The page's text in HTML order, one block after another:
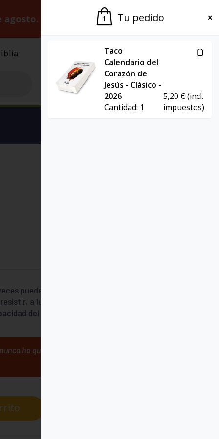
agosto. Gracias por la paciencia.
El Grupo
pueden esconderse auténticos
a luchar y a ayudarse. Una novela
del ser humano para plantar cara a
ha querido mirar de frente».
1 Tu pedido
Taco
Calendario del
Corazón de
Jesús - Clásico -
2026
Cantidad: 1
5,20 €(incl.
impuestos)